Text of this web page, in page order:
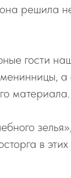
решила
гости
материала.
в этих